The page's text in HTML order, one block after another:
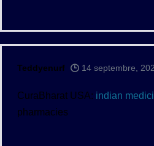
Teddyenurf 14 septembre,
CuraBharat USA: indian
pharmacies